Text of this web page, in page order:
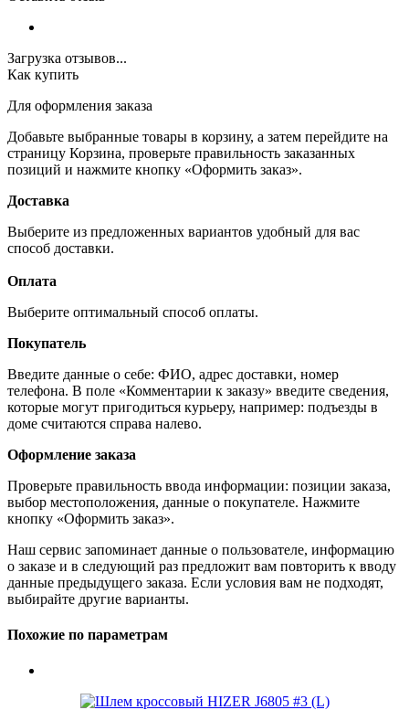
Загрузка отзывов...
Как купить
Для оформления заказа
Добавьте выбранные товары в корзину, а затем перейдите на
страницу Корзина, проверьте правильность заказанных
позиций и нажмите кнопку «Оформить заказ».
Доставка
Выберите из предложенных вариантов удобный для вас
способ доставки.
Оплата
Выберите оптимальный способ оплаты.
Покупатель
Введите данные о себе: ФИО, адрес доставки, номер
телефона. В поле «Комментарии к заказу» введите сведения,
которые могут пригодиться курьеру, например: подъезды в
доме считаются справа налево.
Оформление заказа
Проверьте правильность ввода информации: позиции заказа,
выбор местоположения, данные о покупателе. Нажмите
кнопку «Оформить заказ».
Наш сервис запоминает данные о пользователе, информацию
о заказе и в следующий раз предложит вам повторить к вводу
данные предыдущего заказа. Если условия вам не подходят,
выбирайте другие варианты.
Похожие по параметрам